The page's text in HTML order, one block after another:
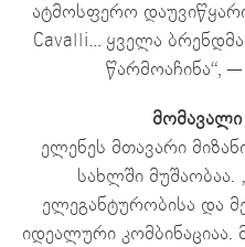
ატმოსფერო
Cavalli… ყველა
წარმოაჩინა“,
მომავალი
ელენეს მთავარი
სახლში მუშაობაა.
ელეგანტურობისა და
იდეალური